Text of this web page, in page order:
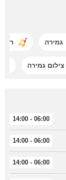
גמירה
צילום גמירה
06:00 - 14:00
06:00 - 14:00
06:00 - 14:00